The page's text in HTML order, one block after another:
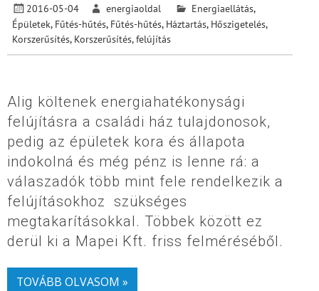
2016-05-04 energiaoldal Energiaellátás,
Épületek, Fűtés-hűtés, Fűtés-hűtés, Háztartás, Hőszigetelés,
Korszerűsítés, Korszerűsítés, felújítás
Alig költenek energiahatékonysági
felújításra a családi ház tulajdonosok,
pedig az épületek kora és állapota
indokolná és még pénz is lenne rá: a
válaszadók több mint fele rendelkezik a
felújításokhoz szükséges
megtakarításokkal. Többek között ez
derül ki a Mapei Kft. friss felméréséből.
TOVÁBB OLVASOM »